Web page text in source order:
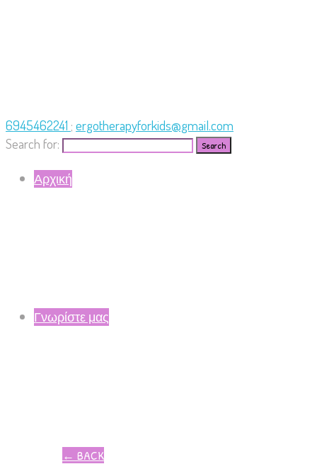
6945462241 ; ergotherapyforkids@gmail.com
Search for:
Αρχική
Γνωρίστε μας
← BACK